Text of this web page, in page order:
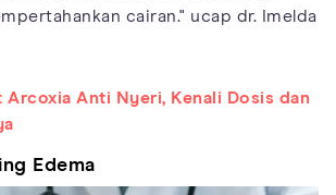
cairan." ucap dr. Imelda
Arcoxia Anti Nyeri, Kenali Dosis dan
Edema